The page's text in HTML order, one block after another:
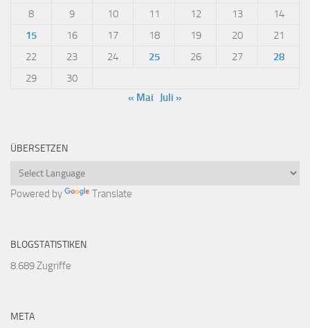
8
9 10 11 12 13
14
15
16 17 18 19 20
21
22
23 24 25 26 27
28
29
30
« Mai
Juli »
ÜBERSETZEN
Powered by Translate
BLOGSTATISTIKEN
8.689 Zugriffe
META